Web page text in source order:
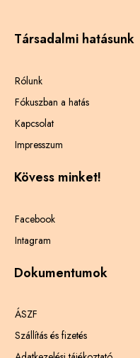
Társadalmi hatásunk
Rólunk
Fókuszban a hatás
Kapcsolat
Impresszum
Kövess minket!
Facebook
Intagram
Dokumentumok
ÁSZF
Szállítás és fizetés